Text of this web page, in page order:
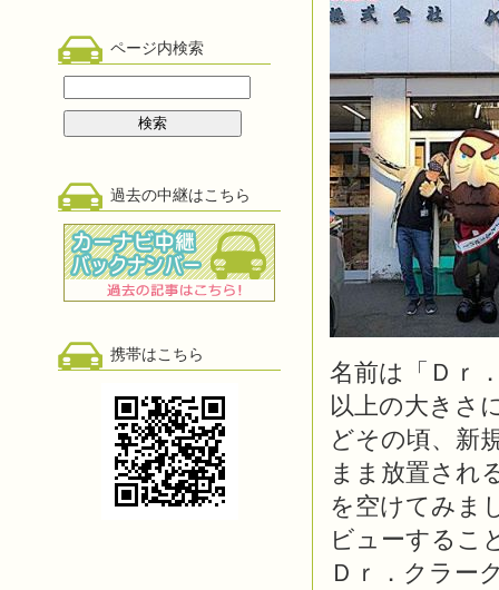
ページ内検索
過去の中継はこちら
携帯はこちら
名前は「Ｄｒ
以上の大きさ
どその頃、新
まま放置され
を空けてみま
ビューするこ
Ｄｒ．クラー